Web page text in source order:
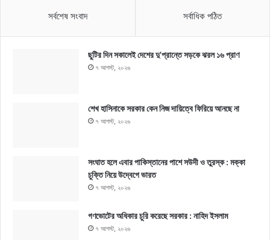
সর্বশেষ সংবাদ সর্বাধিক পঠিত
ছুটির দিন সকালেই দেশের দু’প্রান্তে সড়কে ঝরল ১৬ প্রাণ
৭ আগস্ট, ২০২৬
শেখ হাসিনাকে সরকার কেন নিজ দায়িত্বে ফিরিয়ে আনছে না
৭ আগস্ট, ২০২৬
সংঘাত হলে এবার পাকিস্তানের পাশে সউদী ও তুরস্ক : মক্কা
চুক্তি নিয়ে উদ্বেগে ভারত
৭ আগস্ট, ২০২৬
গণভোটের অধিকার চুরি করেছে সরকার : নাহিদ ইসলাম
৭ আগস্ট, ২০২৬